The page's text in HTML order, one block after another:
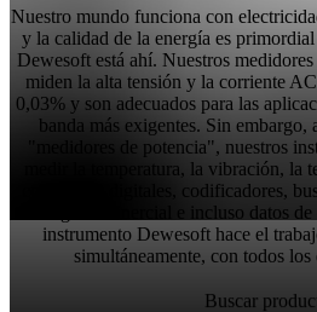
Nuestro mundo funciona con
y la calidad de la energía es
Dewesoft está ahí. Nuestros
miden la alta tensión y la corriente
0,03% y son adecuados para las
banda más exigentes. Sin
"medidores de potencia", nuestros
medir la temperatura, la vibración, la
contadores digitales, codificadores,
navegación inercial e incluso datos
instrumento Dewesoft hace el
simultáneamente, con todos
Buscar